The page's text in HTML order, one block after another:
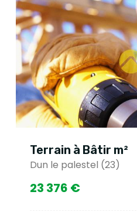
Terrain à Bâtir m²
Dun le palestel (23)
23 376 €